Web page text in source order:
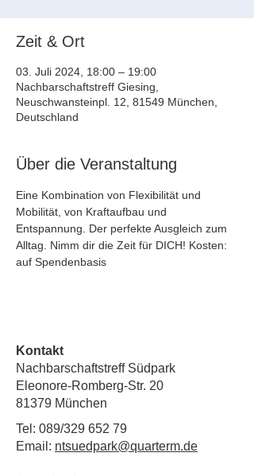
Zeit & Ort
03. Juli 2024, 18:00 – 19:00
Nachbarschaftstreff Giesing,
Neuschwansteinpl. 12, 81549 München,
Deutschland
Über die Veranstaltung
Eine Kombination von Flexibilität und
Mobilität, von Kraftaufbau und
Entspannung. Der perfekte Ausgleich zum
Alltag. Nimm dir die Zeit für DICH! Kosten:
auf Spendenbasis
Kontakt
Nachbarschaftstreff Südpark
Eleonore-Romberg-Str. 20
81379 München
Tel: 089/329 652 79
Email: ntsuedpark@quarterm.de